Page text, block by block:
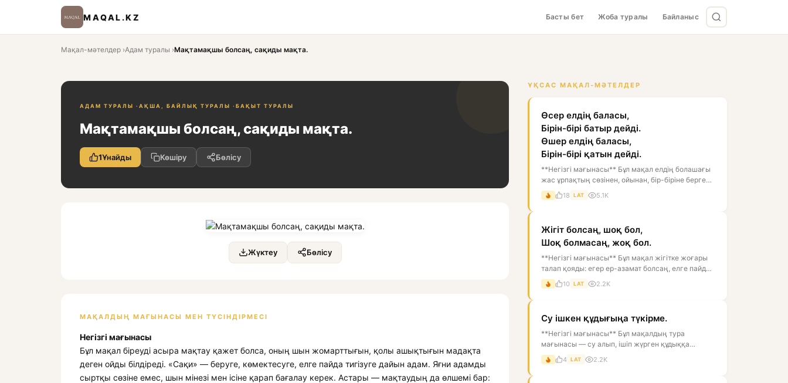
MAQAL.KZ Басты бет Жоба туралы Байланыс
Мақал-мәтелдер ›Адам туралы ›Мақтамақшы болсаң, сақиды мақта.
АДАМ ТУРАЛЫ · АҚША, БАЙЛЫҚ ТУРАЛЫ · БАҚЫТ ТУРАЛЫ
Мақтамақшы болсаң, сақиды мақта.
1Ұнайды Көшіру Бөлісу
Жүктеу Бөлісу
МАҚАЛДЫҢ МАҒЫНАСЫ МЕН ТҮСІНДІРМЕСІ
Негізгі мағынасы
Бұл мақал біреуді асыра мақтау қажет болса, оның шын жомарттығын, қолы ашықтығын мадақта
деген ойды білдіреді. «Сақи» — беруге, көмектесуге, елге пайда тигізуге дайын адам. Яғни адамды
сыртқы сөзіне емес, шын мінезі мен ісіне қарап бағалау керек. Астары — мақтаудың да өлшемі бар:
ҰҚСАС МАҚАЛ-МӘТЕЛДЕР
Өсер елдің баласы,
Бірін-бірі батыр дейді.
Өшер елдің баласы,
Бірін-бірі қатын дейді.
**Негізгі мағынасы** Бұл мақал елдің болашағы
жас ұрпақтың сөзінен, ойынан, бір-біріне берген
бағасынан білінеді дегенді...
18 LAT 5.1K
Жігіт болсаң, шоқ бол,
Шоқ болмасаң, жоқ бол.
**Негізгі мағынасы** Бұл мақал жігітке жоғары
талап қояды: егер ер-азамат болсаң, елге пайдаң
тиетін, мінезі мықты, ісі...
10 LAT 2.2K
Су ішкен құдығыңа түкірме.
**Негізгі мағынасы** Бұл мақалдың тура
мағынасы — су алып, ішіп жүрген құдыққа
түкіруге болмайды, өйткені ол суды ластай...
4 LAT 2.2K